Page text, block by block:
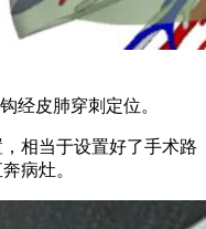
经皮肺穿刺定位。
相当于设置好了手术路
病灶。